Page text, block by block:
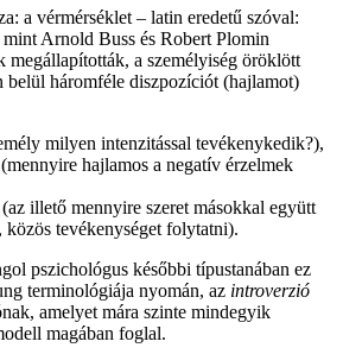
a vérmérséklet – latin eredetű szóval:
Arnold Buss és Robert Plomin
megállapították, a személyiség öröklött
belül háromféle diszpozíciót (hajlamot)
milyen intenzitással tevékenykedik?),
hajlamos a negatív érzelmek
(az illető mennyire szeret másokkal együtt
közös tevékenységet folytatni).
pszichológus későbbi típustanában ez
terminológiája nyomán, az introverzió
amelyet mára szinte mindegyik
magában foglal.